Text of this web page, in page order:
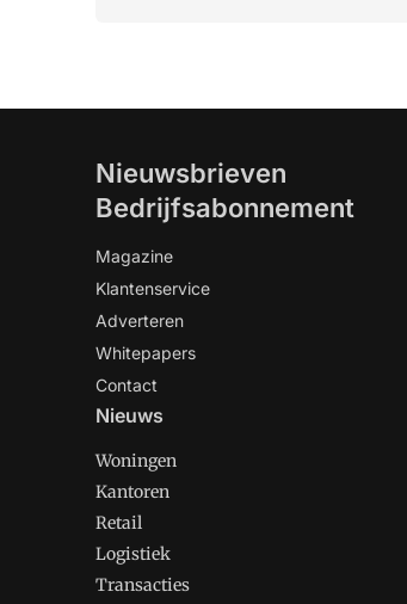
Nieuwsbrieven
Bedrijfsabonnement
Magazine
Klantenservice
Adverteren
Whitepapers
Contact
Nieuws
Woningen
Kantoren
Retail
Logistiek
Transacties